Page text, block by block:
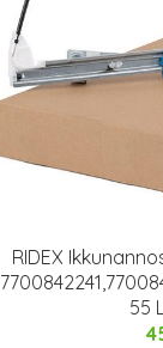
RIDEX
55